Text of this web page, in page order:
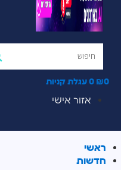
0 עגלת קניות
אזור אישי
ראשי
חדשות